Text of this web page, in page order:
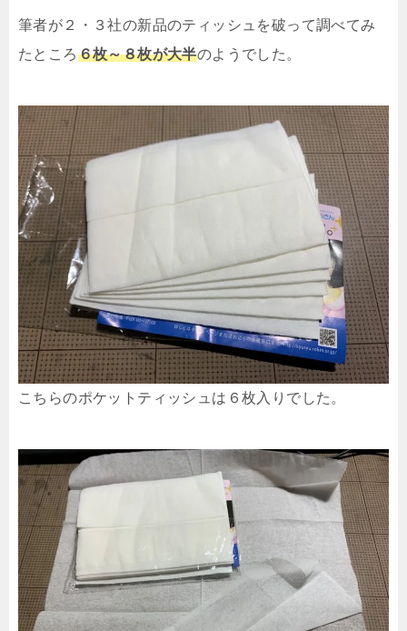
筆者が２・３社の新品のティッシュを破って調べてみ
たところ６枚～８枚が大半のようでした。
こちらのポケットティッシュは６枚入りでした。